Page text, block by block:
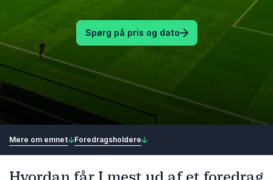
Spørg på pris og dato
Mere om emnet Foredragsholdere